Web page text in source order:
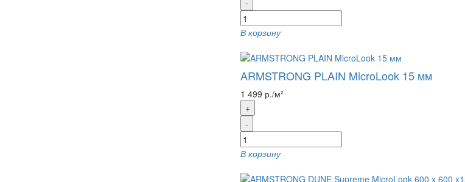
-
В корзину
ARMSTRONG PLAIN MicroLook 15 мм
1 499 р./м²
+
-
В корзину